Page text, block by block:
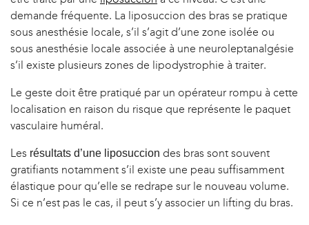
demande fréquente. La liposuccion des bras se pratique
sous anesthésie locale, s’il s’agit d’une zone isolée ou
sous anesthésie locale associée à une neuroleptanalgésie
s’il existe plusieurs zones de lipodystrophie à traiter.
Le geste doit être pratiqué par un opérateur rompu à cette
localisation en raison du risque que représente le paquet
vasculaire huméral.
Les résultats d’une liposuccion des bras sont souvent
gratifiants notamment s’il existe une peau suffisamment
élastique pour qu’elle se redrape sur le nouveau volume.
Si ce n’est pas le cas, il peut s’y associer un lifting du bras.